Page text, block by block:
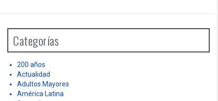
n
a
v
i
g
h
o
Categorías
200 años
Actualidad
Adultos Mayores
América Latina